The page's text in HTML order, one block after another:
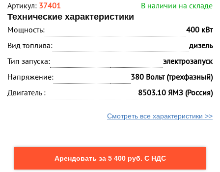
Артикул: 37401
В наличии на складе
Технические характеристики
Мощность:
400 кВт
Вид топлива:
дизель
Тип запуска:
электрозапуск
Напряжение:
380 Вольт (трехфазный)
Двигатель :
8503.10 ЯМЗ (Россия)
Смотреть все характеристики >>
Арендовать за 5 400 руб. С НДС